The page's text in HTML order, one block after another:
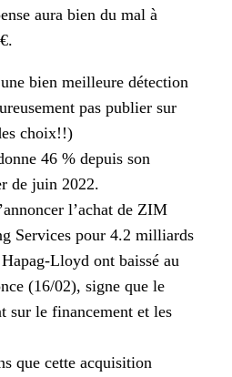
aura bien du mal à
bien meilleure détection
pas publier sur
choix!!)
46 % depuis son
de juin 2022.
l’achat de ZIM
Services pour 4.2 milliards
Lloyd ont baissé au
(16/02), signe que le
sur le financement et les
que cette acquisition